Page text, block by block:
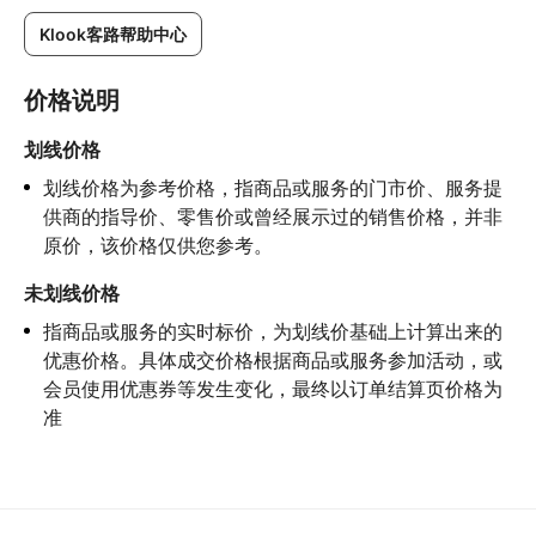
Klook客路帮助中心
价格说明
划线价格
划线价格为参考价格，指商品或服务的门市价、服务提
供商的指导价、零售价或曾经展示过的销售价格，并非
原价，该价格仅供您参考。
未划线价格
指商品或服务的实时标价，为划线价基础上计算出来的
优惠价格。具体成交价格根据商品或服务参加活动，或
会员使用优惠券等发生变化，最终以订单结算页价格为
准